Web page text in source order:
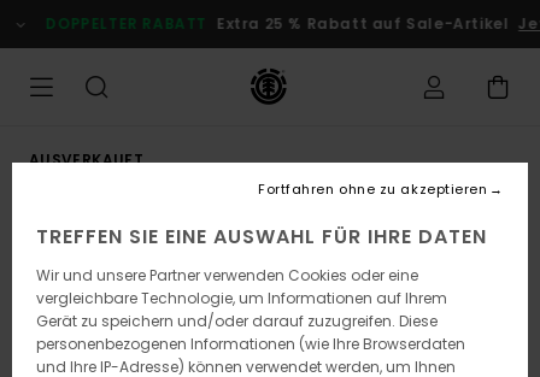
zur
Produktinformation
DOPPELTER RABATT Extra 25 % Rabatt auf Sale-Artikel
AUSVERKAUFT
TREFFEN SIE EINE AUSWAHL FÜR IHRE DATEN
Wir und unsere Partner verwenden Cookies oder eine
vergleichbare Technologie, um Informationen auf Ihrem
Gerät zu speichern und/oder darauf zuzugreifen. Diese
personenbezogenen Informationen (wie Ihre Browserdaten
und Ihre IP-Adresse) können verwendet werden, um Ihnen
Fortfahren ohne zu akzeptieren